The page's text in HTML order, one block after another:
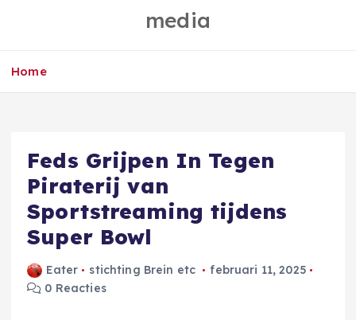
media
Home
Feds Grijpen In Tegen
Piraterij van
Sportstreaming tijdens
Super Bowl
Eater stichting Brein etc
februari 11, 2025
0 Reacties